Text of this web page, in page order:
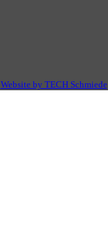
Website by TECH Schmiede